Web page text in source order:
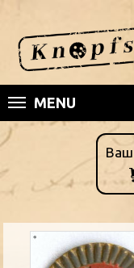
MENU
Ваш